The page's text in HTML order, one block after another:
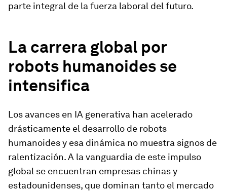
parte integral de la fuerza laboral del futuro.
La carrera global por
robots humanoides se
intensifica
Los avances en IA generativa han acelerado
drásticamente el desarrollo de robots
humanoides y esa dinámica no muestra signos de
ralentización. A la vanguardia de este impulso
global se encuentran empresas chinas y
estadounidenses, que dominan tanto el mercado